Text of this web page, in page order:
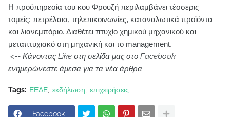
Η προϋπηρεσία του κου Φρουζή περιλαμβάνει τέσσερις
τομείς: πετρέλαια, τηλεπικοινωνίες, καταναλωτικά προϊόντα
και λιανεμπόριο. Διαθέτει πτυχίο χημικού μηχανικού και
μεταπτυχιακό στη μηχανική και το management.
<-- Κάνοντας Like στη σελίδα μας στο Facebook
ενημερώνεστε άμεσα για τα νέα άρθρα
Tags: ΕΕΔΕ εκδήλωση επιχειρήσεις
Facebook